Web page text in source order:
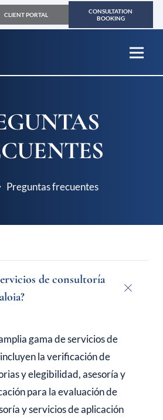
CLIENT PORTAL
CONSULTATION
BOOKING
Preguntas frecuentes
de consultoría
gama de servicios de
la verificación de
y elegibilidad, asesoría y
para la evaluación de
y servicios de aplicación